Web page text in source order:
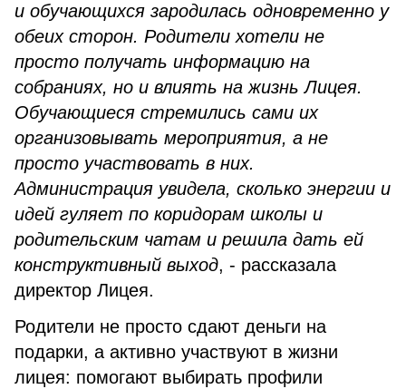
и обучающихся зародилась одновременно у
обеих сторон. Родители хотели не
просто получать информацию на
собраниях, но и влиять на жизнь Лицея.
Обучающиеся стремились сами их
организовывать мероприятия, а не
просто участвовать в них.
Администрация увидела, сколько энергии и
идей гуляет по коридорам школы и
родительским чатам и решила дать ей
конструктивный выход, - рассказала
директор Лицея.
Родители не просто сдают деньги на
подарки, а активно участвуют в жизни
лицея: помогают выбирать профили